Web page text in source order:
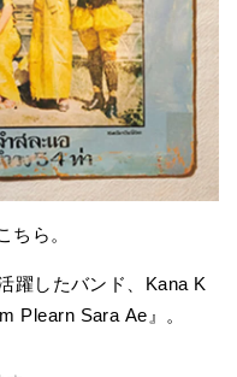
ちら。
躍したバンド、Kana K
Plearn Sara Ae』。